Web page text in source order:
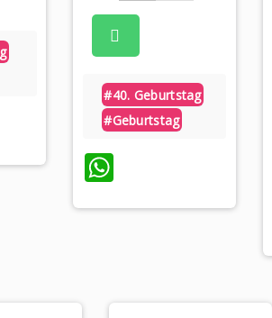
#40. Geburtstag
#geburtstag
WhatsApp